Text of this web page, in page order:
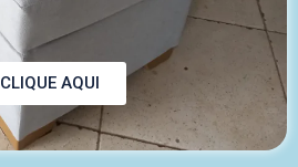
CLIQUE AQUI